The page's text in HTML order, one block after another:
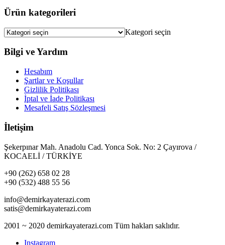
Ürün kategorileri
Kategori seçin
Bilgi ve Yardım
Hesabım
Şartlar ve Koşullar
Gizlilik Politikası
İptal ve İade Politikası
Mesafeli Satış Sözleşmesi
İletişim
Şekerpınar Mah. Anadolu Cad. Yonca Sok. No: 2 Çayırova /
KOCAELİ / TÜRKİYE
+90 (262) 658 02 28
+90 (532) 488 55 56
info@demirkayaterazi.com
satis@demirkayaterazi.com
2001 ~ 2020 demirkayaterazi.com Tüm hakları saklıdır.
Instagram